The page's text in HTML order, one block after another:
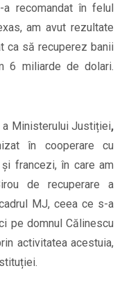
recomandat în felul
am avut rezultate
ca să recuperez banii
6 miliarde de dolari.
a Ministerului Justiției,
în cooperare cu
francezi, în care am
de recuperare a
MJ, ceea ce s-a
pe domnul Călinescu
activitatea acestuia,